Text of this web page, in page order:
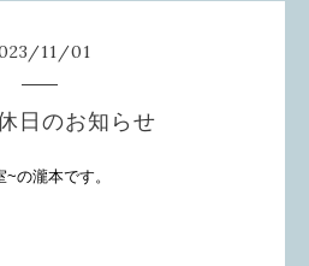
/11/01
日のお知らせ
の瀧本です。